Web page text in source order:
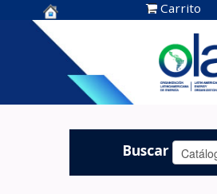
Centro de
Documentación
OLADE -
Carrito
Buscar